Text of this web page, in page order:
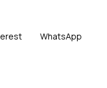
WhatsApp